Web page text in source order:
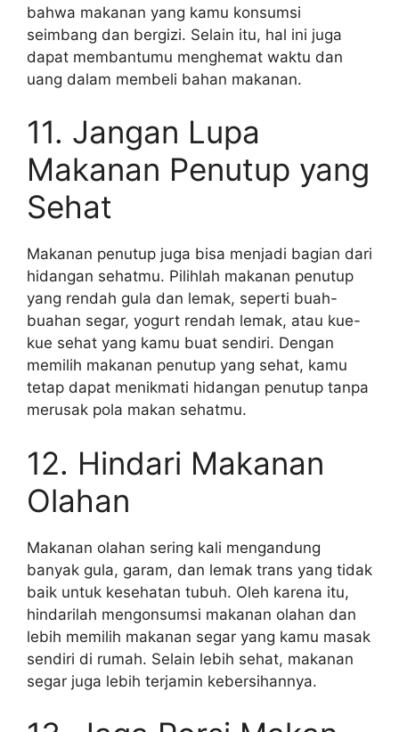
bahwa makanan yang kamu konsumsi
seimbang dan bergizi. Selain itu, hal ini juga
dapat membantumu menghemat waktu dan
uang dalam membeli bahan makanan.
11. Jangan Lupa
Makanan Penutup yang
Sehat
Makanan penutup juga bisa menjadi bagian dari
hidangan sehatmu. Pilihlah makanan penutup
yang rendah gula dan lemak, seperti buah-
buahan segar, yogurt rendah lemak, atau kue-
kue sehat yang kamu buat sendiri. Dengan
memilih makanan penutup yang sehat, kamu
tetap dapat menikmati hidangan penutup tanpa
merusak pola makan sehatmu.
12. Hindari Makanan
Olahan
Makanan olahan sering kali mengandung
banyak gula, garam, dan lemak trans yang tidak
baik untuk kesehatan tubuh. Oleh karena itu,
hindarilah mengonsumsi makanan olahan dan
lebih memilih makanan segar yang kamu masak
sendiri di rumah. Selain lebih sehat, makanan
segar juga lebih terjamin kebersihannya.